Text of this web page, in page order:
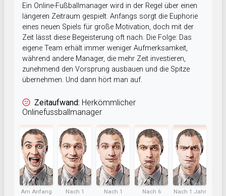
Ein Online-Fußballmanager wird in der Regel über einen
längeren Zeitraum gespielt. Anfangs sorgt die Euphorie
eines neuen Spiels für große Motivation, doch mit der
Zeit lässt diese Begeisterung oft nach. Die Folge: Das
eigene Team erhält immer weniger Aufmerksamkeit,
während andere Manager, die mehr Zeit investieren,
zunehmend den Vorsprung ausbauen und die Spitze
übernehmen. Und dann hört man auf.
Zeitaufwand: Herkömmlicher
Onlinefussballmanager
Am Anfang
Nach 1
Nach 1
Nach 6
Nach 1 Jahr